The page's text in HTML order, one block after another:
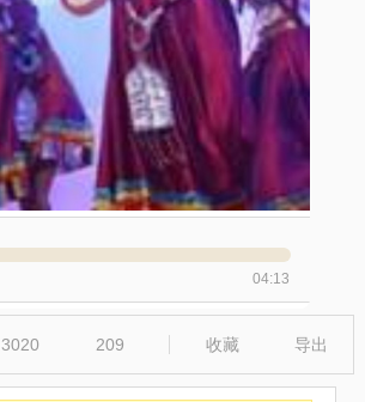
04:13
3020 209 收藏 导出